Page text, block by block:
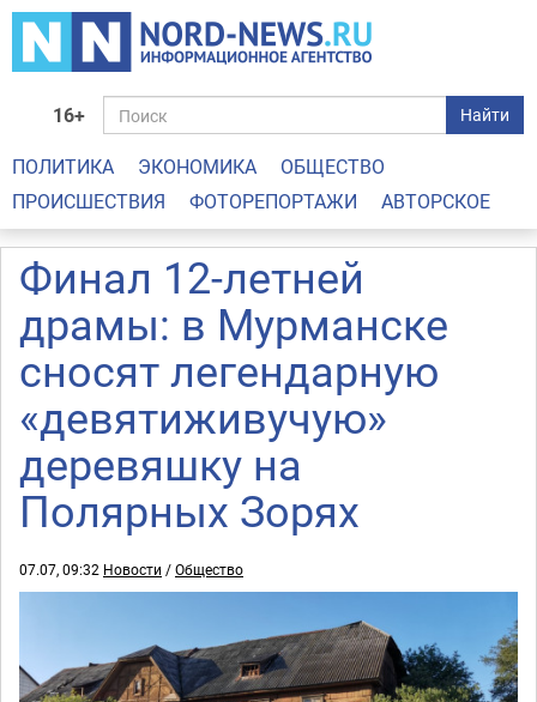
16+ Найти
ПОЛИТИКА ЭКОНОМИКА
ОБЩЕСТВО
ПРОИСШЕСТВИЯ
ФОТОРЕПОРТАЖИ АВТОРСКОЕ
Финал 12-летней
драмы: в Мурманске
сносят легендарную
«девятиживучую»
деревяшку на
Полярных Зорях
07.07, 09:32 Новости /Общество